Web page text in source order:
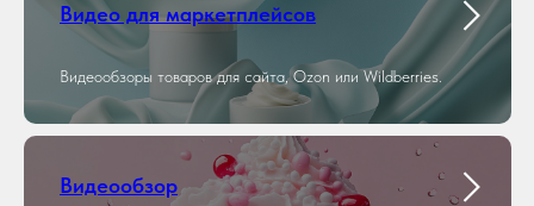
Видео для маркетплейсов
Видеообзоры товаров для сайта, Ozon или Wildberries.
Видеообзор